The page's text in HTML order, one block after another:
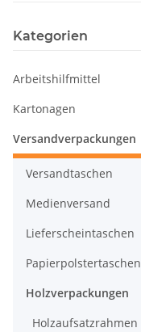
Kategorien
Arbeitshilfmittel
Kartonagen
Versandverpackungen
Versandtaschen
Medienversand
Lieferscheintaschen
Papierpolstertaschen
Holzverpackungen
Holzaufsatzrahmen